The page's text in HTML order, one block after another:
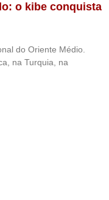
o kibe conquista
do Oriente Médio.
na Turquia, na